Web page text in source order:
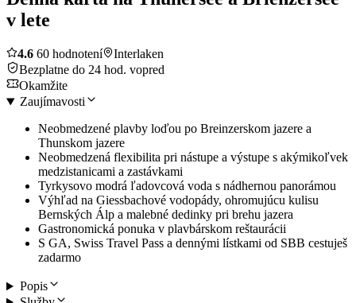
v lete
4.6 60 hodnotení
Interlaken
Bezplatne do 24 hod. vopred
Okamžite
Zaujímavosti
Neobmedzené plavby loďou po Breinzerskom jazere a
Thunskom jazere
Neobmedzená flexibilita pri nástupe a výstupe s akýmikoľvek
medzistanicami a zastávkami
Tyrkysovo modrá ľadovcová voda s nádhernou panorámou
Výhľad na Giessbachové vodopády, ohromujúcu kulisu
Bernských Álp a malebné dedinky pri brehu jazera
Gastronomická ponuka v plavbárskom reštaurácii
S GA, Swiss Travel Pass a dennými lístkami od SBB cestuješ
zadarmo
Popis